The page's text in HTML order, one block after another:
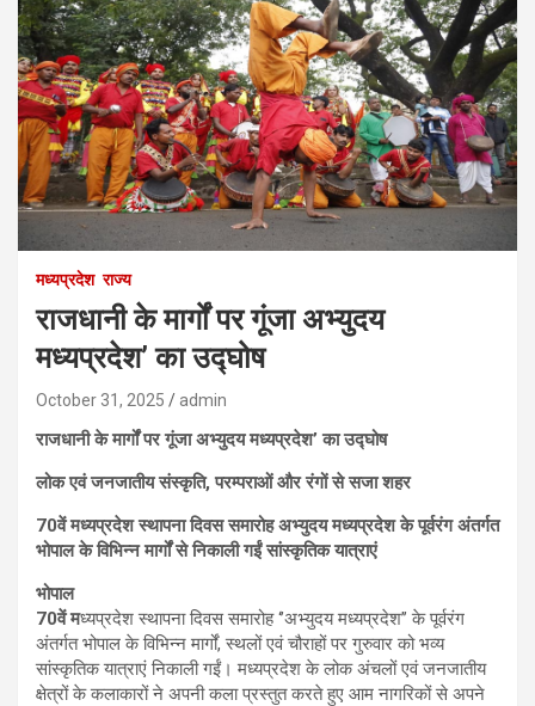
मध्यप्रदेश राज्य
राजधानी के मार्गों पर गूंजा अभ्युदय
मध्यप्रदेश’ का उद्घोष
October 31, 2025 admin
राजधानी के मार्गों पर गूंजा अभ्युदय मध्यप्रदेश’ का उद्घोष
लोक एवं जनजातीय संस्कृति, परम्पराओं और रंगों से सजा शहर
70वें मध्यप्रदेश स्थापना दिवस समारोह अभ्युदय मध्यप्रदेश के पूर्वरंग अंतर्गत
भोपाल के विभिन्न मार्गों से निकाली गईं सांस्कृतिक यात्राएं
भोपाल
70वें मध्‍यप्रदेश स्‍थापना दिवस समारोह ‘’अभ्‍युदय मध्‍यप्रदेश’’ के पूर्वरंग
अंतर्गत भोपाल के विभिन्न मार्गों, स्‍थलों एवं चौराहों पर गुरुवार को भव्‍य
सांस्‍कृतिक यात्राएं निकाली गईं। मध्‍यप्रदेश के लोक अंचलों एवं जनजातीय
क्षेत्रों के कलाकारों ने अपनी कला प्रस्‍तुत करते हुए आम नागरिकों से अपने